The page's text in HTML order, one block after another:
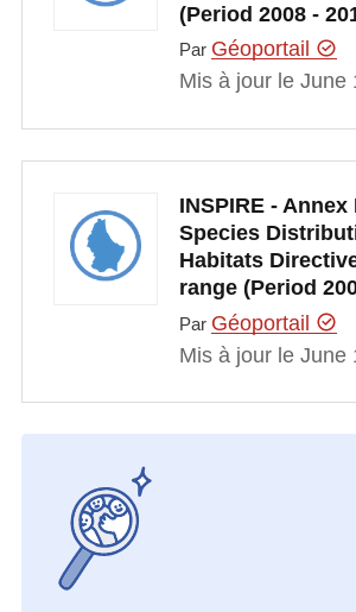
(Period 2008 -
Par Géoportail
Mis à jour le June
INSPIRE - Annex
Species
Habitats
range (Period
Par Géoportail
Mis à jour le June